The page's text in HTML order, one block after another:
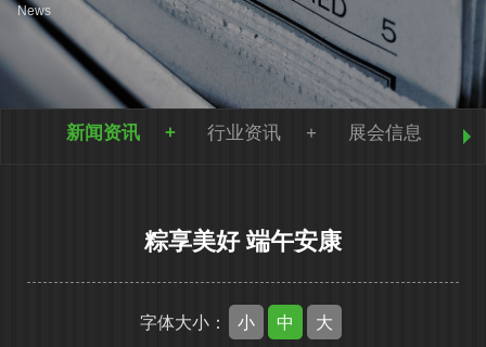
News
新闻资讯 行业资讯 展会信息
粽享美好 端午安康
字体大小： 小 中 大